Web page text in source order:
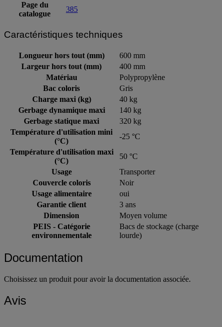
Page du
catalogue
385
Caractéristiques techniques
Longueur hors tout (mm)
600 mm
Largeur hors tout (mm)
400 mm
Matériau
Polypropylène
Bac coloris
Gris
Charge maxi (kg)
40 kg
Gerbage dynamique maxi
140 kg
Gerbage statique maxi
320 kg
Température d'utilisation mini
(°C)
-25 °C
Température d'utilisation maxi
(°C)
50 °C
Usage
Transporter
Couvercle coloris
Noir
Usage alimentaire
oui
Garantie client
3 ans
Dimension
Moyen volume
PEIS - Catégorie
environnementale
Bacs de stockage (charge
lourde)
Documentation
Choisissez un produit pour avoir la documentation associée.
Avis